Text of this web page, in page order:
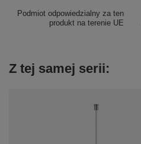
Podmiot odpowiedzialny za ten
produkt na terenie UE
Z tej samej serii: